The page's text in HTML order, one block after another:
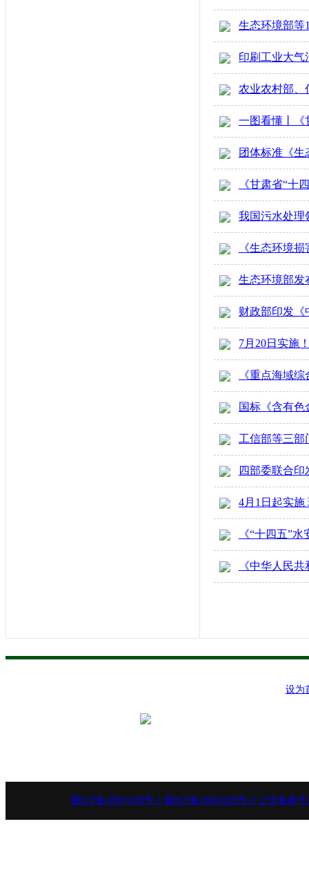
生态环境部等
印刷工业大气
农业农村部、
一图看懂丨《
团体标准《生
《甘肃省“十
我国污水处理
《生态环境
生态环境部发
财政部印发《
7月20日实施
《重点海域
国标《含有色
工信部等三部
四部委联合
4月1日起实
《“十四五”
《中华人民
设为
陇ICP备18003209号-1 陇ICP备18003209号-2 公安备案号